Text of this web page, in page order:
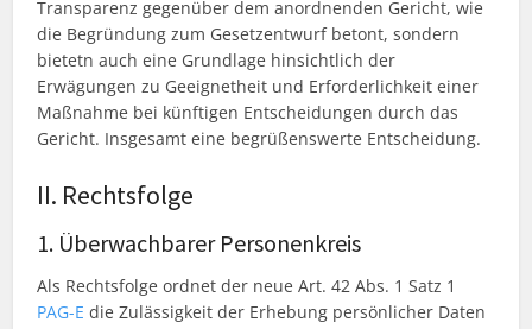
Transparenz gegenüber dem anordnenden Gericht, wie
die Begründung zum Gesetzentwurf betont, sondern
bietetn auch eine Grundlage hinsichtlich der
Erwägungen zu Geeignetheit und Erforderlichkeit einer
Maßnahme bei künftigen Entscheidungen durch das
Gericht. Insgesamt eine begrüßenswerte Entscheidung.
II. Rechtsfolge
1. Überwachbarer Personenkreis
Als Rechtsfolge ordnet der neue Art. 42 Abs. 1 Satz 1
PAG-E die Zulässigkeit der Erhebung persönlicher Daten